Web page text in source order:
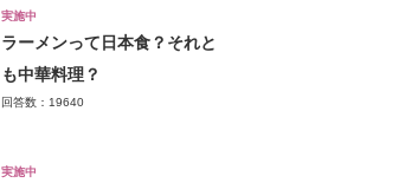
実施中
ラーメンって日本食？それと
も中華料理？
回答数：19640
実施中